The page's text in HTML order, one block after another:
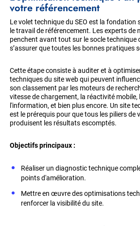
votre référencement
Le volet technique du SEO est la fondation
le travail de référencement. Les experts de
penchent avant tout sur le socle technique
s’assurer que toutes les bonnes pratiques
Cette étape consiste à auditer et à
techniques du site web qui peuvent
son classement par les moteurs de
vitesse de chargement, la réactivité
l'information, et bien plus encore. Un site
est le prérequis pour que tous les piliers de
produisent les résultats escomptés.
Objectifs principaux :
Réaliser un diagnostic technique
points d'amélioration.
Mettre en œuvre des optimisations
renforcer la visibilité du site.